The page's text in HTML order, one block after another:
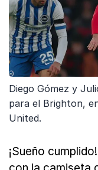
Diego Gómez y
para el Brighton,
United.
¡Sueño